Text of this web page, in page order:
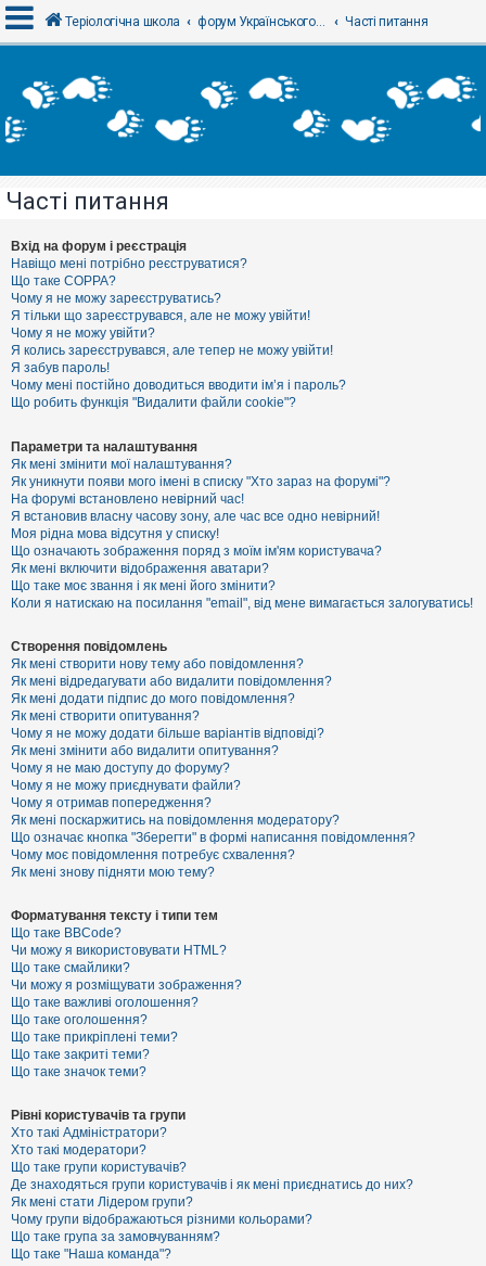
х
і
Р
є
с
т
р
а
ц
і
я
Т
м
и
б
е
з
в
і
д
п
о
в
і
е
й
А
к
т
и
в
н
і
т
е
м
и
П
о
ш
у
к
Д
о
п
о
г
а
Теріологічна школа форум Українського теріологічного товариства Часті питання
Часті питання
Вхід на форум і реєстрація
Навіщо мені потрібно реєструватися?
Що таке COPPA?
Чому я не можу зареєструватись?
Я тільки що зареєструвався, але не можу увійти!
Чому я не можу увійти?
Я колись зареєструвався, але тепер не можу увійти!
Я забув пароль!
Чому мені постійно доводиться вводити ім’я і пароль?
Що робить функція "Видалити файли cookie"?
Параметри та налаштування
Як мені змінити мої налаштування?
Як уникнути появи мого імені в списку "Хто зараз на форумі"?
На форумі встановлено невірний час!
Я встановив власну часову зону, але час все одно невірний!
Моя рідна мова відсутня у списку!
Що означають зображення поряд з моїм ім'ям користувача?
Як мені включити відображення аватари?
Що таке моє звання і як мені його змінити?
Коли я натискаю на посилання "email", від мене вимагається залогуватись!
Створення повідомлень
Як мені створити нову тему або повідомлення?
Як мені відредагувати або видалити повідомлення?
Як мені додати підпис до мого повідомлення?
Як мені створити опитування?
Чому я не можу додати більше варіантів відповіді?
Як мені змінити або видалити опитування?
Чому я не маю доступу до форуму?
Чому я не можу приєднувати файли?
Чому я отримав попередження?
Як мені поскаржитись на повідомлення модератору?
Що означає кнопка "Зберегти" в формі написання повідомлення?
Чому моє повідомлення потребує схвалення?
Як мені знову підняти мою тему?
Форматування тексту і типи тем
Що таке BBCode?
Чи можу я використовувати HTML?
Що таке смайлики?
Чи можу я розміщувати зображення?
Що таке важливі оголошення?
Що таке оголошення?
Що таке прикріплені теми?
Що таке закриті теми?
Що таке значок теми?
Рівні користувачів та групи
Хто такі Адміністратори?
Хто такі модератори?
Що таке групи користувачів?
Де знаходяться групи користувачів і як мені приєднатись до них?
Як мені стати Лідером групи?
Чому групи відображаються різними кольорами?
Що таке група за замовчуванням?
Що таке "Наша команда"?